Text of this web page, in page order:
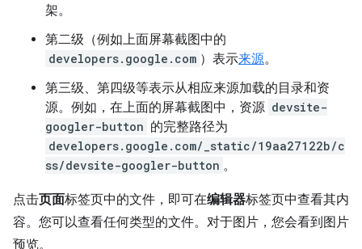
架。
第二级（例如上面屏幕截图中的
developers.google.com ）表示来源。
第三级、第四级等表示从相应来源加载的目录和资
源。例如，在上面的屏幕截图中，资源 devsite-
googler-button 的完整路径为
developers.google.com/_static/19aa27122b/c
ss/devsite-googler-button 。
点击页面标签页中的文件，即可在编辑器标签页中查看其内
容。您可以查看任何类型的文件。对于图片，您会看到图片
预览。